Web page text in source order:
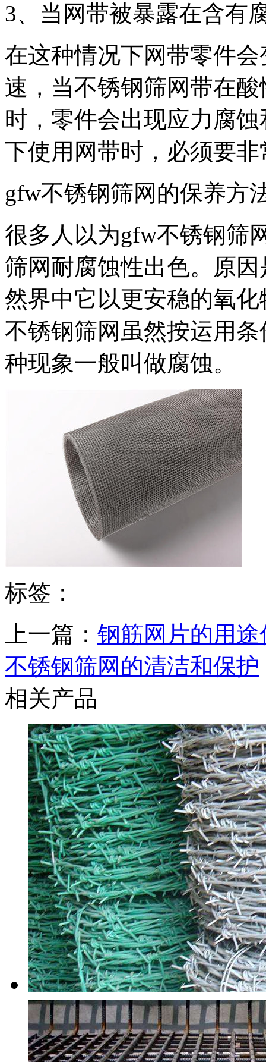
3、当网带被暴露在含有
在这种情况下网带零件
速，当不锈钢筛网带在
时，零件会出现应力腐
下使用网带时，必须要
gfw不锈钢筛网的保养方
很多人以为gfw不锈钢筛
筛网耐腐蚀性出色。原
然界中它以更安稳的氧
不锈钢筛网虽然按运用
种现象一般叫做腐蚀。
标签：
上一篇： 钢筋网片的用
不锈钢筛网的清洁和保护
相关产品